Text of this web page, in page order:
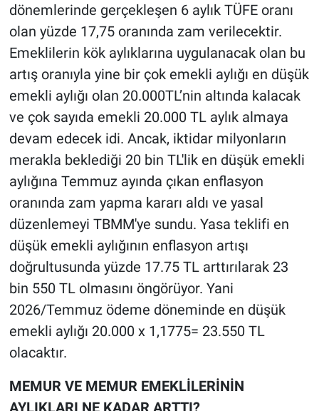
dönemlerinde gerçekleşen 6 aylık TÜFE oranı
olan yüzde 17,75 oranında zam verilecektir.
Emeklilerin kök aylıklarına uygulanacak olan bu
artış oranıyla yine bir çok emekli aylığı en düşük
emekli aylığı olan 20.000TL’nin altında kalacak
ve çok sayıda emekli 20.000 TL aylık almaya
devam edecek idi. Ancak, iktidar milyonların
merakla beklediği 20 bin TL'lik en düşük emekli
aylığına Temmuz ayında çıkan enflasyon
oranında zam yapma kararı aldı ve yasal
düzenlemeyi TBMM'ye sundu. Yasa teklifi en
düşük emekli aylığının enflasyon artışı
doğrultusunda yüzde 17.75 TL arttırılarak 23
bin 550 TL olmasını öngörüyor. Yani
2026/Temmuz ödeme döneminde en düşük
emekli aylığı 20.000 x 1,1775= 23.550 TL
olacaktır.
MEMUR VE MEMUR EMEKLİLERİNİN
AYLIKLARI NE KADAR ARTTI?